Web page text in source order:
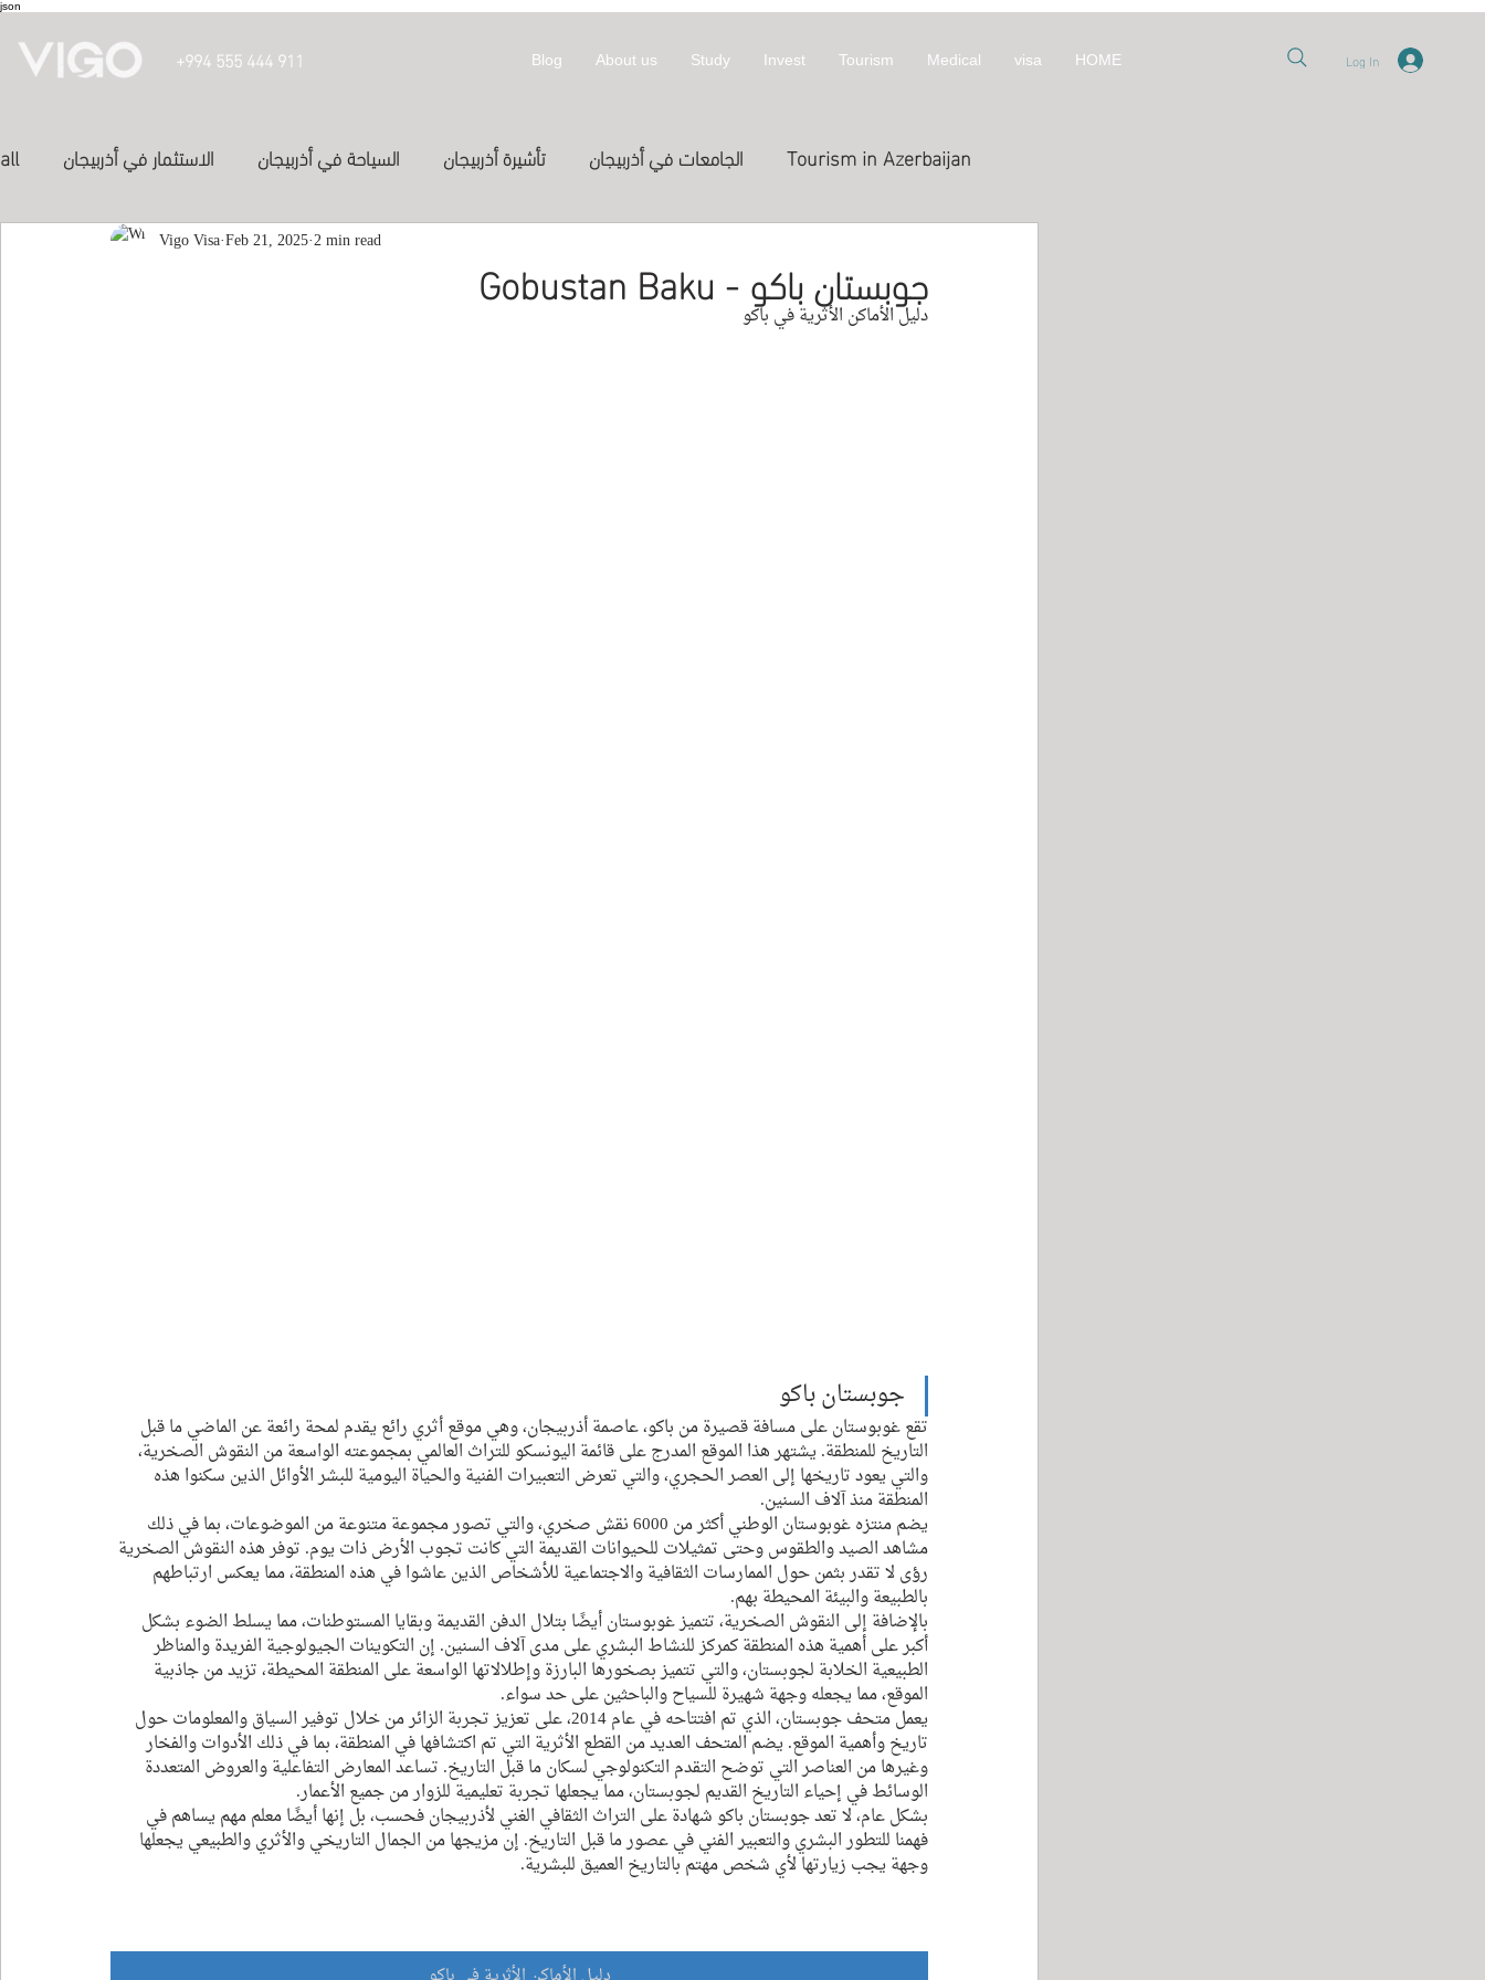
json
+994 555 444 911 HOME
visa
Medical
Tourism
Invest
Study
About us
Blog Log In
all الاستثمار في أذربيجان السياحة في أذربيجان تأشيرة أذربيجان الجامعات في أذربيجان Tourism in Azerbaijan
الدراسة في أذربيجان الفنادق في أذربيجان
الدراسة في الخارج Treatment
جوبستان باكو - Gobustan Baku
Vigo VisaFeb 21, 20252 min read
دليل الأماكن الأثرية في باكو
جوبستان باكو
تقع غوبوستان على مسافة قصيرة من باكو، عاصمة أذربيجان، وهي موقع أثري رائع يقدم لمحة رائعة عن الماضي ما قبل
التاريخ للمنطقة. يشتهر هذا الموقع المدرج على قائمة اليونسكو للتراث العالمي بمجموعته الواسعة من النقوش الصخرية،
والتي يعود تاريخها إلى العصر الحجري، والتي تعرض التعبيرات الفنية والحياة اليومية للبشر الأوائل الذين سكنوا هذه
المنطقة منذ آلاف السنين.
يضم منتزه غوبوستان الوطني أكثر من 6000 نقش صخري، والتي تصور مجموعة متنوعة من الموضوعات، بما في ذلك
مشاهد الصيد والطقوس وحتى تمثيلات للحيوانات القديمة التي كانت تجوب الأرض ذات يوم. توفر هذه النقوش الصخرية
رؤى لا تقدر بثمن حول الممارسات الثقافية والاجتماعية للأشخاص الذين عاشوا في هذه المنطقة، مما يعكس ارتباطهم
بالطبيعة والبيئة المحيطة بهم.
بالإضافة إلى النقوش الصخرية، تتميز غوبوستان أيضًا بتلال الدفن القديمة وبقايا المستوطنات، مما يسلط الضوء بشكل
أكبر على أهمية هذه المنطقة كمركز للنشاط البشري على مدى آلاف السنين. إن التكوينات الجيولوجية الفريدة والمناظر
الطبيعية الخلابة لجوبستان، والتي تتميز بصخورها البارزة وإطلالاتها الواسعة على المنطقة المحيطة، تزيد من جاذبية
الموقع، مما يجعله وجهة شهيرة للسياح والباحثين على حد سواء.
يعمل متحف جوبستان، الذي تم افتتاحه في عام 2014، على تعزيز تجربة الزائر من خلال توفير السياق والمعلومات حول
تاريخ وأهمية الموقع. يضم المتحف العديد من القطع الأثرية التي تم اكتشافها في المنطقة، بما في ذلك الأدوات والفخار
وغيرها من العناصر التي توضح التقدم التكنولوجي لسكان ما قبل التاريخ. تساعد المعارض التفاعلية والعروض المتعددة
الوسائط في إحياء التاريخ القديم لجوبستان، مما يجعلها تجربة تعليمية للزوار من جميع الأعمار.
بشكل عام، لا تعد جوبستان باكو شهادة على التراث الثقافي الغني لأذربيجان فحسب، بل إنها أيضًا معلم مهم يساهم في
فهمنا للتطور البشري والتعبير الفني في عصور ما قبل التاريخ. إن مزيجها من الجمال التاريخي والأثري والطبيعي يجعلها
وجهة يجب زيارتها لأي شخص مهتم بالتاريخ العميق للبشرية.